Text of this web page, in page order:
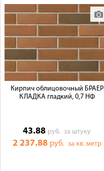
Кирпич облицовочный БРАЕР
КЛАДКА гладкий, 0,7 НФ
43.88 руб.за штуку
2 237.88 руб. за кв. метр